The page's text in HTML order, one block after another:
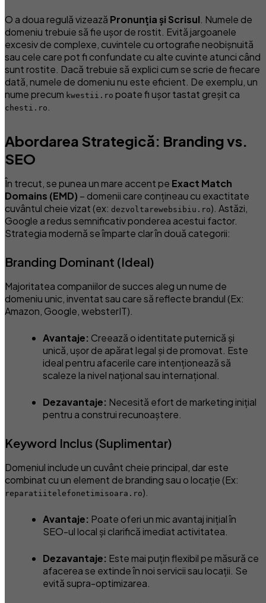
O a doua regulă vizează Pronunția și Scrisul. Numele de
domeniu trebuie să fie ușor de rostit. Evită jargoanele
excesiv de complexe, cuvintele cu ortografie neobișnuită
sau cele care pot fi confundate cu alte cuvinte atunci când
sunt rostite. Dacă trebuie să explici cum se scrie de fiecare
dată, numele de domeniu nu este eficient. De exemplu, un
nume precum kwestii.ro poate fi ușor tastat greșit ca
chesti.ro .
Abordarea Strategică: Branding vs.
SEO
În trecut, se punea un mare accent pe Exact Match
Domains (EMD) – domenii care conțineau cu exactitate
cuvântul cheie vizat (ex: dezvoltarewebsibiu.ro). Astăzi,
Google a redus semnificativ ponderea acestui factor.
Strategia modernă se împarte clar în două categorii:
Branding Dominant (Ideal)
Majoritatea companiilor de succes aleg un nume de
domeniu unic, inventat sau care să reflecte brandul (Ex:
Amazon, Google, websterIT).
Avantaje: Creează o identitate puternică și
unică, ușor de apărat legal și de promovat. Este
ideal pentru afacerile care intenționează să
scaleze la nivel național sau internațional.
Dezavantaje: Necesită efort de marketing inițial
pentru a construi recunoaștere.
Keyword Inclus (Suplimentar)
Domeniul include un cuvânt cheie principal, dar este
combinat cu un element de branding sau o locație (Ex:
reparatiitelefonetimisoara.ro).
Avantaje: Poate oferi un mic avantaj inițial în
SEO-ul local și clarifică imediat activitatea.
Dezavantaje: Este mai puțin flexibil pe măsură ce
afacerea se extinde în noi servicii sau locații. Se
evită supra-optimizarea.